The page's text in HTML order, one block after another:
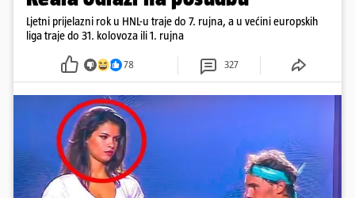
Ljetni prijelazni rok u HNL-u traje do 7. rujna, a u većini europskih
liga traje do 31. kolovoza ili 1. rujna
78 327